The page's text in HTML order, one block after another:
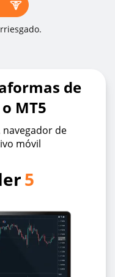
de
MT5
de
móvil
5